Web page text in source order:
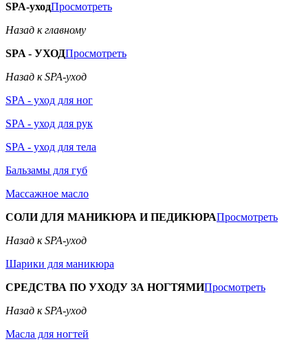
SPA-уходПросмотреть
Назад к главному
SPA - УХОДПросмотреть
Назад к SPA-уход
SPA - уход для ног
SPA - уход для рук
SPA - уход для тела
Бальзамы для губ
Массажное масло
СОЛИ ДЛЯ МАНИКЮРА И ПЕДИКЮРАПросмотреть
Назад к SPA-уход
Шарики для маникюра
СРЕДСТВА ПО УХОДУ ЗА НОГТЯМИПросмотреть
Назад к SPA-уход
Масла для ногтей